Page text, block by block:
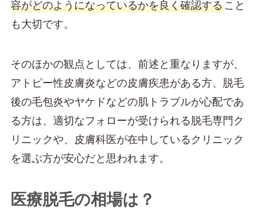
容がどのようになっているかを良く確認すること
も大切です。
そのほかの観点としては、前述と重なりますが、
アトピー性皮膚炎などの皮膚疾患がある方、脱毛
後の毛包炎やヤケドなどの肌トラブルが心配であ
る方は、適切なフォローが受けられる脱毛専門ク
リニックや、皮膚科医が在中しているクリニック
を選ぶ方が安心だと思われます。
医療脱毛の相場は？